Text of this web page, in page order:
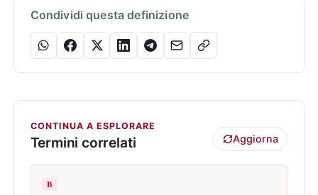
Condividi questa definizione
CONTINUA A ESPLORARE
Termini correlati Aggiorna
B